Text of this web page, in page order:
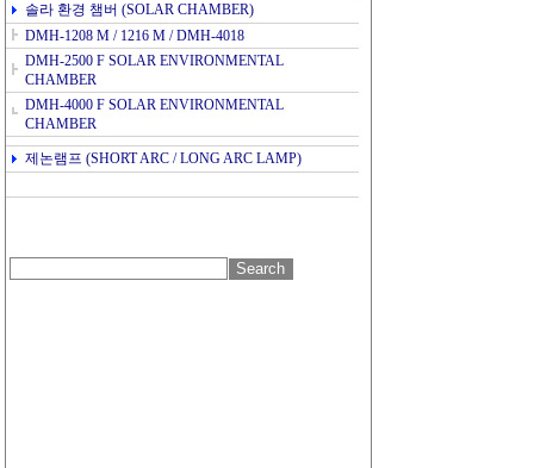
솔라 환경 챔버 (SOLAR CHAMBER)
DMH-1208 M / 1216 M / DMH-4018
DMH-2500 F SOLAR ENVIRONMENTAL
CHAMBER
DMH-4000 F SOLAR ENVIRONMENTAL
CHAMBER
제논램프 (SHORT ARC / LONG ARC LAMP)